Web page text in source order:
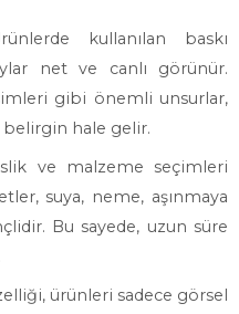
kullanılan baskı
net ve canlı görünür.
gibi önemli unsurlar,
hale gelir.
ve malzeme seçimleri
suya, neme, aşınmaya
Bu sayede, uzun süre
ürünleri sadece görsel